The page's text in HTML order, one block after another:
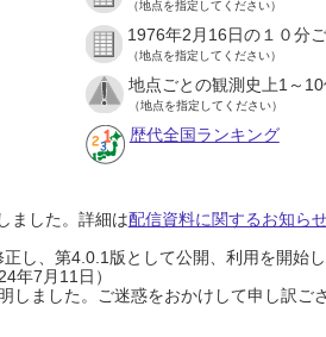
（地点を指定してください）
1976年2月16日の１０分
（地点を指定してください）
地点ごとの観測史上1～
（地点を指定してください）
歴代全国ランキング
ました。詳細は配信資料に関するお知ら
し、第4.0.1版として公開、利用を開始
年7月11日）
ました。ご迷惑をおかけして申し訳ご